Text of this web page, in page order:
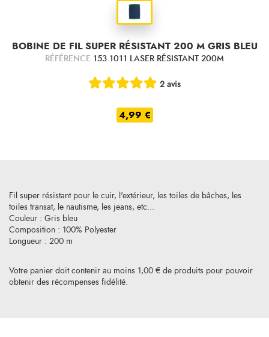
BOBINE DE FIL SUPER RÉSISTANT 200 M GRIS BLEU
RÉFÉRENCE 153.1011 LASER RÉSISTANT 200M
2 avis
4,99 €
Votre panier doit contenir au moins 1,00 € de produits pour pouvoir
obtenir des récompenses fidélité.
Fil super résistant pour le cuir, l'extérieur, les toiles de bâches, les
toiles transat, le nautisme, les jeans, etc...
Couleur : Gris bleu
Composition : 100% Polyester
Longueur : 200 m